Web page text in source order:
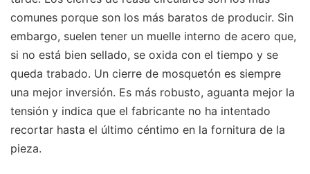
comunes porque son los más baratos de producir. Sin
embargo, suelen tener un muelle interno de acero que,
si no está bien sellado, se oxida con el tiempo y se
queda trabado. Un cierre de mosquetón es siempre
una mejor inversión. Es más robusto, aguanta mejor la
tensión y indica que el fabricante no ha intentado
recortar hasta el último céntimo en la fornitura de la
pieza.